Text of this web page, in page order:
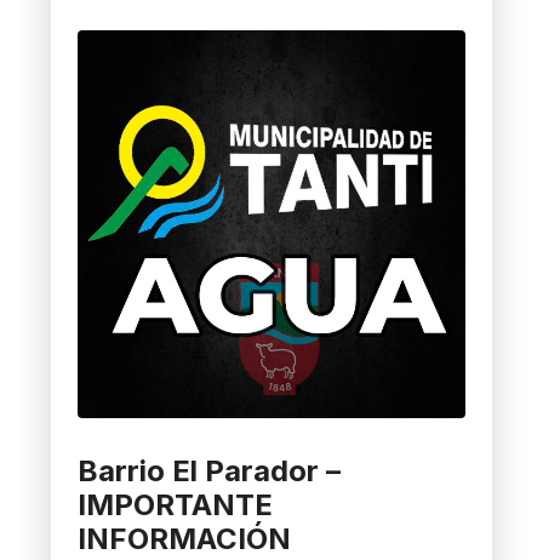
Barrio El Parador –
IMPORTANTE
INFORMACIÓN